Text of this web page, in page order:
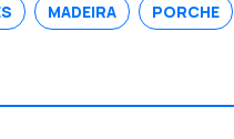
MADEIRA PORCHE